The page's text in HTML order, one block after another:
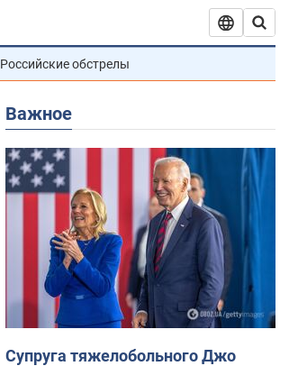
Российские обстрелы
Важное
Супруга тяжелобольного Джо